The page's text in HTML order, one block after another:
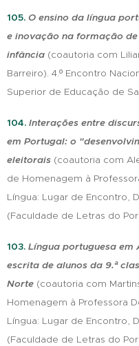
105. O ensino da língua
e inovação na formação
infância (coautoria com
Barreiro). 4.º Encontro
Superior de Educação de
104. Interações entre
em Portugal: o
eleitorais (coautoria com
de Homenagem à
Língua: Lugar de Encontro,
(Faculdade de Letras do
103. Língua portuguesa
escrita de alunos da 9.ª
Norte (coautoria com
Homenagem à Professora
Língua: Lugar de Encontro,
(Faculdade de Letras do